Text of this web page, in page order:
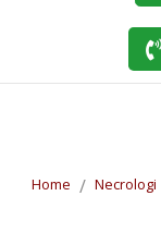
Home Necrologi